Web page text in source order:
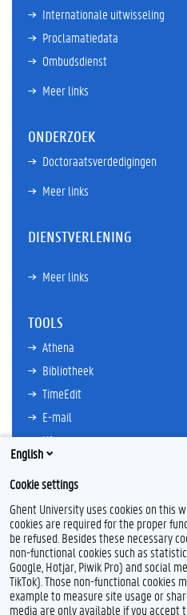
Internationale uitwisseling
Proclamatiedata
Ombudsdienst
Meer links
ONDERZOEK
Doctoraatsverdedigingen
Meer links
DIENSTVERLENING
Meer links
TOOLS
Athena
Bibliotheek
TimeEdit
E-mail
Ufora
Oasis
Research Explorer
L
i
n
k
I
n
s
t
Feedback
English
Cookie settings
Ghent University uses cookies on this
cookies are required for the proper
be refused. Besides these necessary
non-functional cookies such as
Google, Hotjar, Piwik Pro) and social
TikTok). Those non-functional cookies
example to measure site usage or
media are only available if you accept